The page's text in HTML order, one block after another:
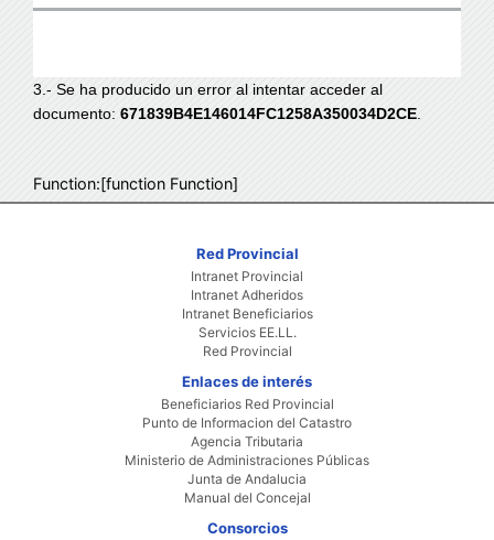
3.- Se ha producido un error al intentar acceder al
documento: 671839B4E146014FC1258A350034D2CE
Function:[function Function]
Red Provincial
Intranet Provincial
Intranet Adheridos
Intranet Beneficiarios
Servicios EE.LL.
Red Provincial
Enlaces de interés
Beneficiarios Red Provincial
Punto de Informacion del Catastro
Agencia Tributaria
Ministerio de Administraciones Públicas
Junta de Andalucia
Manual del Concejal
Consorcios